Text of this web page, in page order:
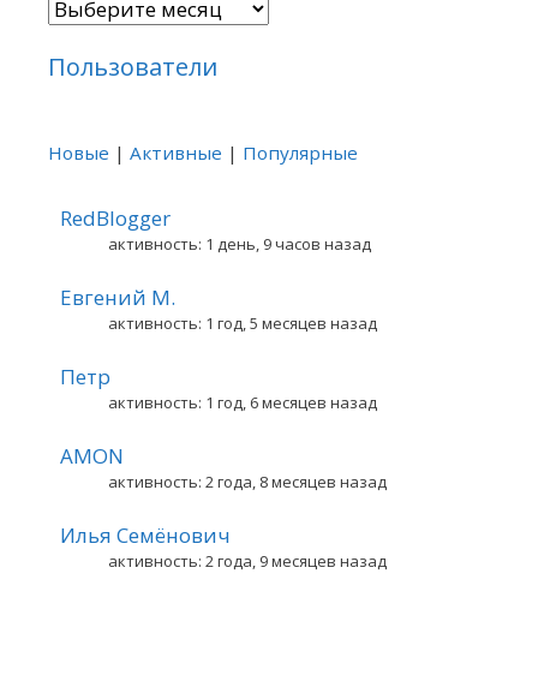
Архивы
Пользователи
Новые | Активные | Популярные
RedBlogger
активность: 1 день, 9 часов назад
Евгений М.
активность: 1 год, 5 месяцев назад
Петр
активность: 1 год, 6 месяцев назад
AMON
активность: 2 года, 8 месяцев назад
Илья Семёнович
активность: 2 года, 9 месяцев назад